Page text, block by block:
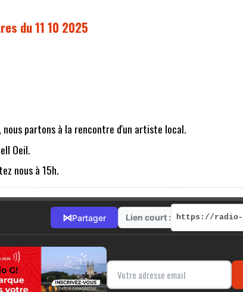
du 11 10 2025
partons à la rencontre d'un artiste local.
Oeil.
nous à 15h.
⋈Partager Lien court :